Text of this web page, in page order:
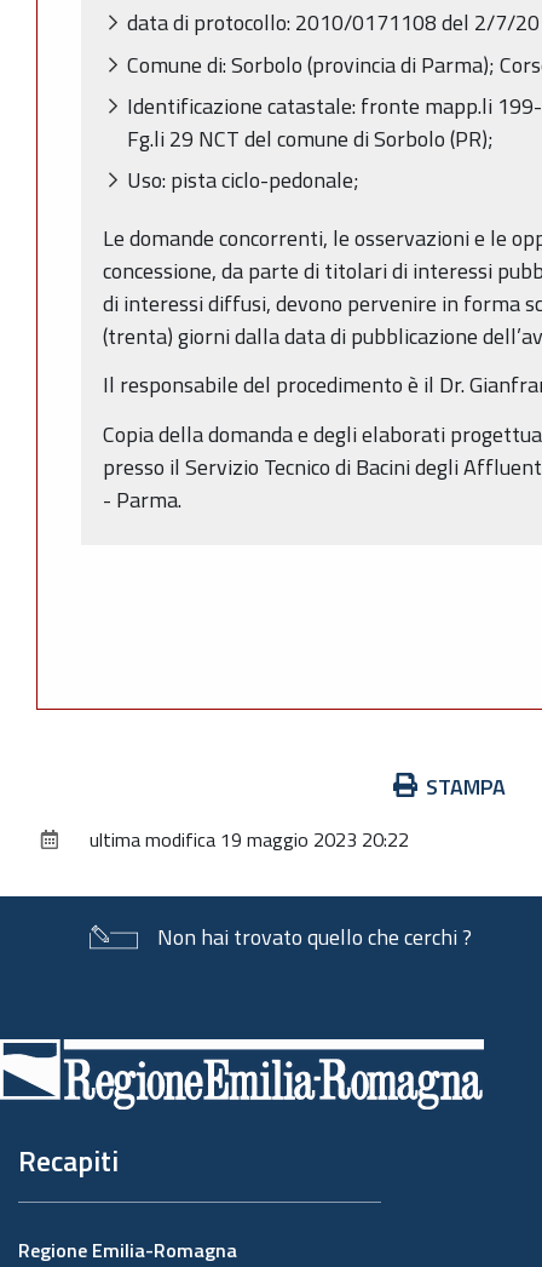
data di protocollo: 2010/0171108 del 2/7/
Comune di: Sorbolo (provincia di Parma);
Identificazione catastale: fronte mapp.li
Fg.li 29 NCT del comune di Sorbolo (PR);
Uso: pista ciclo-pedonale;
Le domande concorrenti, le osservazioni e le
concessione, da parte di titolari di interessi
di interessi diffusi, devono pervenire in forma
(trenta) giorni dalla data di pubblicazione
Il responsabile del procedimento è il Dr.
Copia della domanda e degli elaborati
presso il Servizio Tecnico di Bacini degli
- Parma.
documento
STAMPA
ultima modifica 19 maggio 2023 20:22
Non hai trovato quello che cerchi ?
di
pagina
Recapiti
Regione Emilia-Romagna